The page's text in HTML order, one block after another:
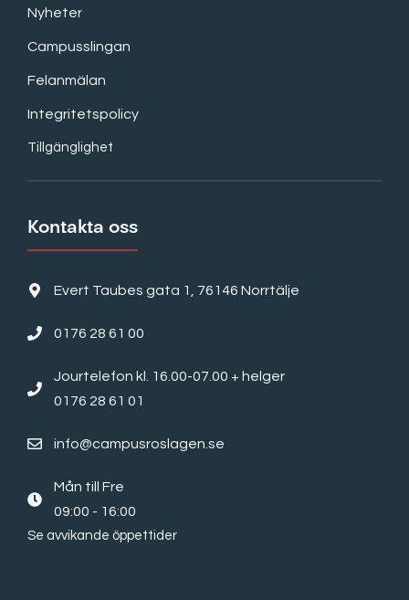
Nyheter
Campusslingan
Felanmälan
Integritetspolicy
Tillgänglighet
Kontakta oss
Evert Taubes gata 1, 76146 Norrtälje
0176 28 61 00
Jourtelefon kl. 16.00-07.00 + helger
0176 28 61 01
info@campusroslagen.se
Mån till Fre
09:00 - 16:00
Se avvikande öppettider